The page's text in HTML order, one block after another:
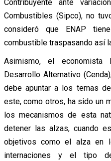
Contribuyente ante
Combustibles (Sipco), no
consideró que ENAP
combustible traspasando así
Asimismo, el
Desarrollo Alternativo
debe apuntar a los temas
este, como otros, ha sido un
los mecanismos de esta
detener las alzas, cuando
objetivos como el alza en
internaciones y el tipo